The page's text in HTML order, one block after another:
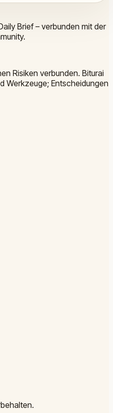
Brief – verbunden mit der
Risiken verbunden. Biturai
Werkzeuge; Entscheidungen